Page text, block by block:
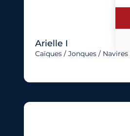
Arielle I
Caïques / Jonques /